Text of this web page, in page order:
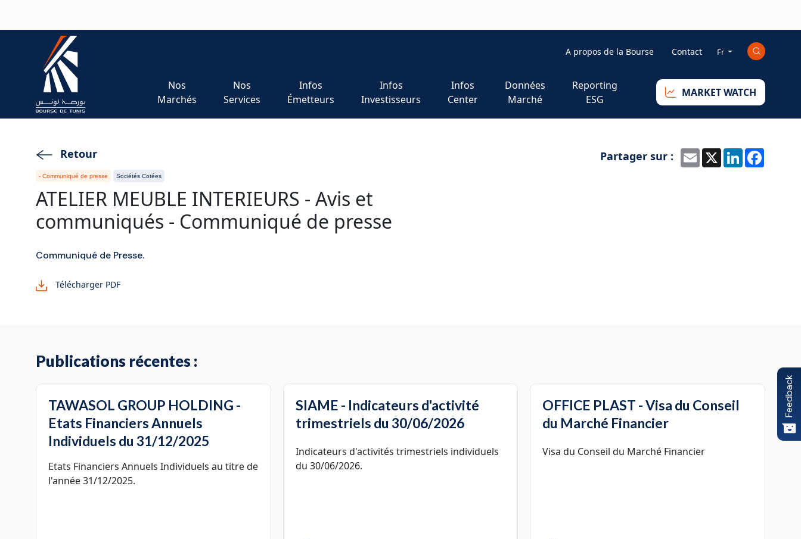
Mini_right
A propos de la Bourse Contact Fr
Nos
Marchés
Nos
Services
Infos
Émetteurs
Infos
Investisseurs
Infos
Center
Données
Marché
Reporting
ESG
MARKET WATCH
Retour Partager sur : EmailX LinkedIn
- Communiqué de presse Sociétés Cotées
ATELIER MEUBLE INTERIEURS - Avis et
communiqués - Communiqué de presse
Communiqué de Presse.
Télécharger PDF
Publications récentes :
TAWASOL GROUP HOLDING -
Etats Financiers Annuels
Individuels du 31/12/2025
Etats Financiers Annuels Individuels au titre de
l'année 31/12/2025.
SIAME - Indicateurs d'activité
trimestriels du 30/06/2026
Indicateurs d'activités trimestriels individuels
du 30/06/2026.
OFFICE PLAST - Visa du Conseil
du Marché Financier
Visa du Conseil du Marché Financier
Feedback